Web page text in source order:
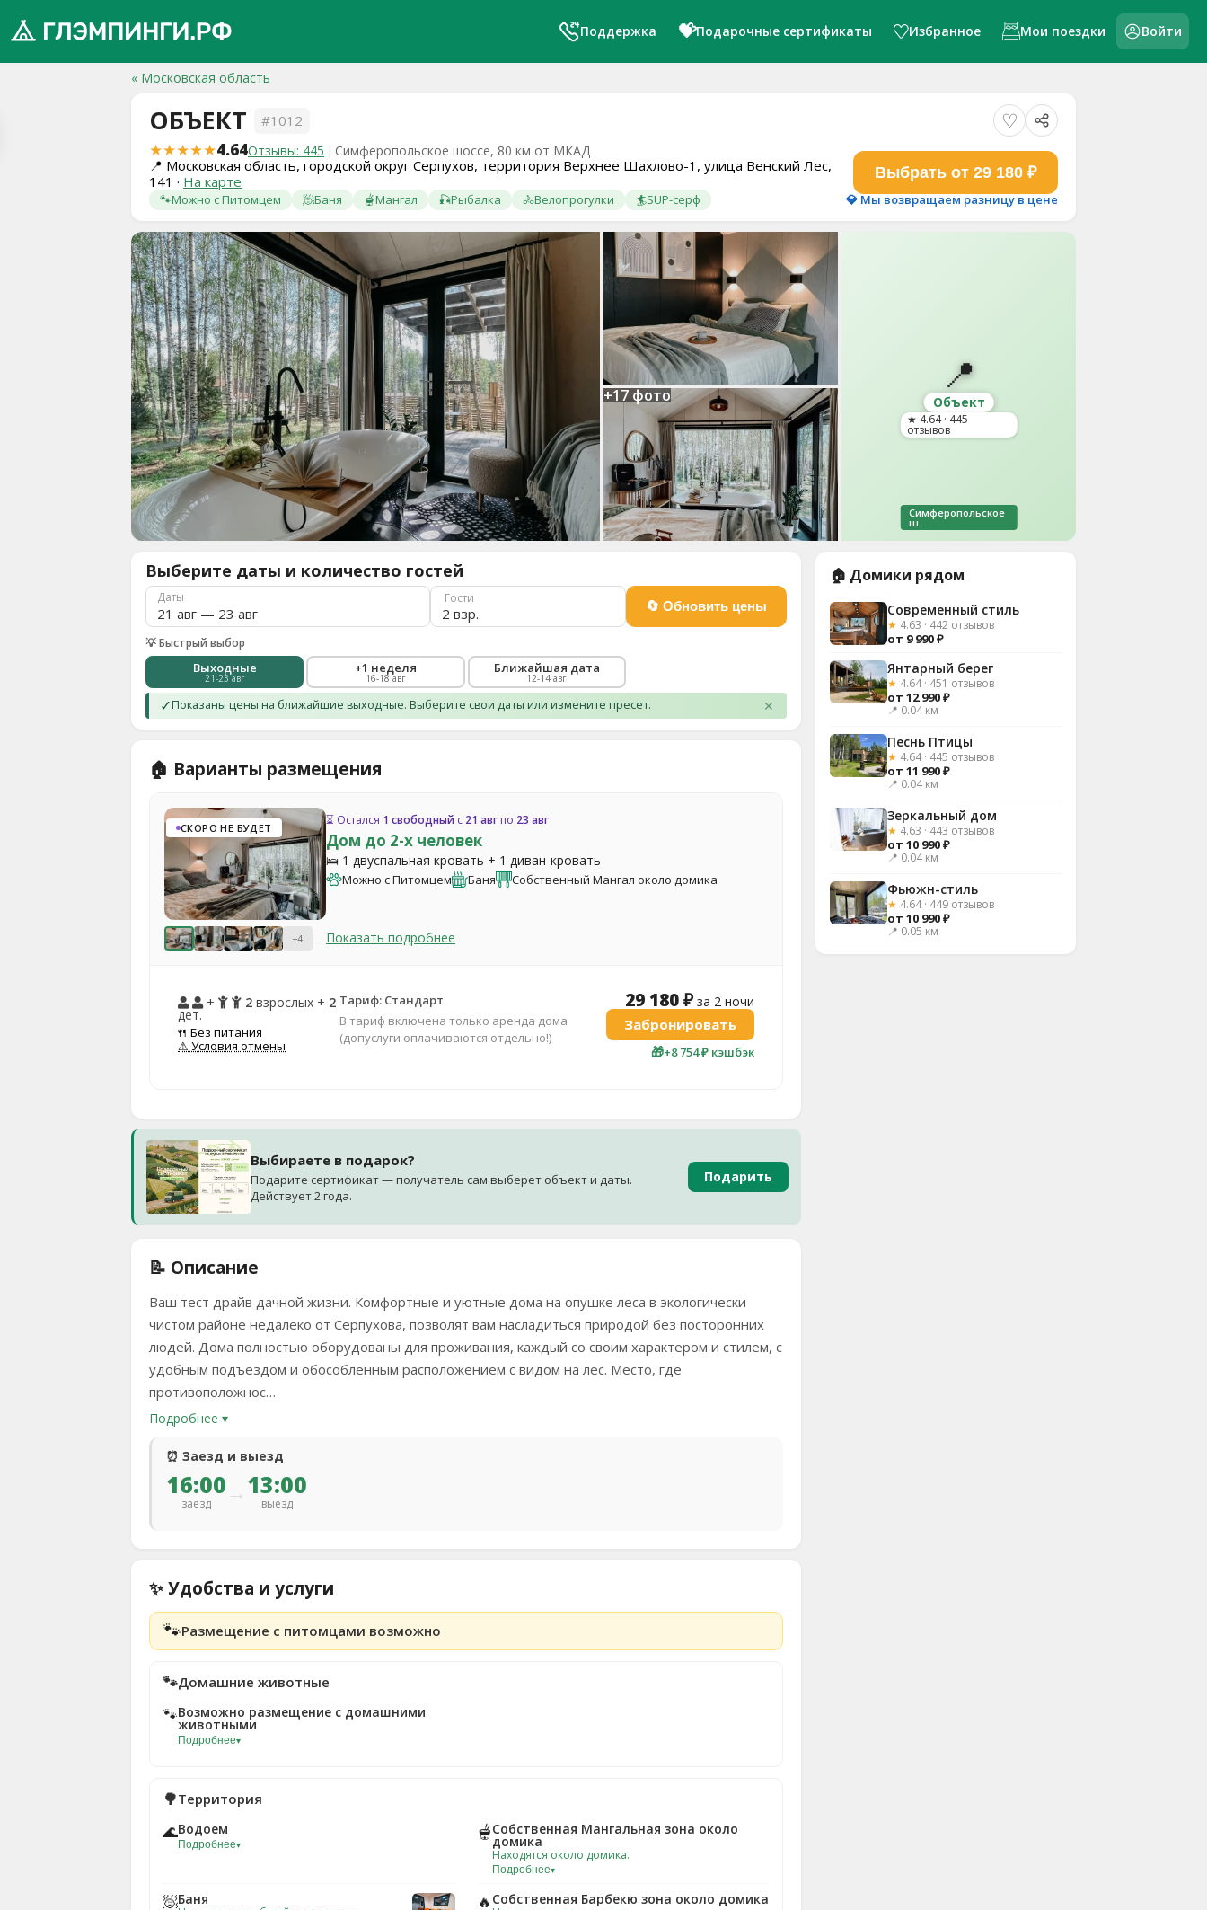
Поддержка 💝Подарочные сертификаты Избранное Мои поездки Войти
« Московская область
ОБЪЕКТ #1012
★★★★★4.64Отзывы: 445 | Симферопольское шоссе, 80 км от МКАД
📍 Московская область, городской округ Серпухов, территория Верхнее Шахлово-1, улица Венский Лес,
141 · На карте
🐾Можно с Питомцем 🧖Баня 🫕Мангал 🎣Рыбалка 🚴Велопрогулки 🏄SUP-серф
Выбрать от 29 180 ₽
💎 Мы возвращаем разницу в цене
+17 фото 📍
Объект
★ 4.64 · 445
отзывов
Симферопольское
ш.
Выберите даты и количество гостей
Даты Гости
2 взр.
💡 Быстрый выбор
Выходные
21-23 авг
+1 неделя
16-18 авг
Ближайшая дата
12-14 авг
✓Показаны цены на ближайшие выходные. Выберите свои даты или измените пресет. ✕
🏠 Варианты размещения
СКОРО НЕ БУДЕТ
+4
⏳ Остался 1 свободный с 21 авг по 23 авг
Дом до 2-х человек
🛌 1 двуспальная кровать + 1 диван-кровать
Можно с Питомцем Баня Собственный Мангал около домика
Показать подробнее
+ 2 взрослых + 2
дет.
🍴 Без питания
⚠ Условия отмены
Тариф: Стандарт
В тариф включена только аренда дома
(допуслуги оплачиваются отдельно!)
29 180 ₽ за 2 ночи
Забронировать
🎁+8 754 ₽ кэшбэк
Выбираете в подарок?
Подарите сертификат — получатель сам выберет объект и даты.
Действует 2 года.
Подарить
📝 Описание
Ваш тест драйв дачной жизни. Комфортные и уютные дома на опушке леса в экологически
чистом районе недалеко от Серпухова, позволят вам насладиться природой без посторонних
людей. Дома полностью оборудованы для проживания, каждый со своим характером и стилем, с
удобным подъездом и обособленным расположением с видом на лес. Место, где
противоположнос…
Подробнее ▾
⏰ Заезд и выезд
16:00
заезд →13:00
выезд
✨ Удобства и услуги
🐾Размещение с питомцами возможно
🐾Домашние животные
🐾Возможно размещение с домашними
животными
Подробнее▾
🌳Территория
🌊Водоем
Подробнее▾
🫕Собственная Мангальная зона около
домика
Находятся около домика.
Подробнее▾
🧖Баня 🔥 Собственная Барбекю зона около домика
🏠 Домики рядом
Современный стиль
★ 4.63 · 442 отзывов
от 9 990 ₽
Янтарный берег
★ 4.64 · 451 отзывов
от 12 990 ₽
📍 0.04 км
Песнь Птицы
★ 4.64 · 445 отзывов
от 11 990 ₽
📍 0.04 км
Зеркальный дом
★ 4.63 · 443 отзывов
от 10 990 ₽
📍 0.04 км
Фьюжн-стиль
★ 4.64 · 449 отзывов
от 10 990 ₽
📍 0.05 км